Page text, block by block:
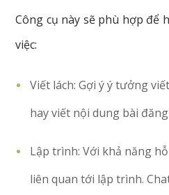
Công cụ này sẽ phù hợp
việc:
Viết lách: Gợi ý ý tưởng
hay viết nội dung bài
Lập trình: Với khả năng
liên quan tới lập trình.